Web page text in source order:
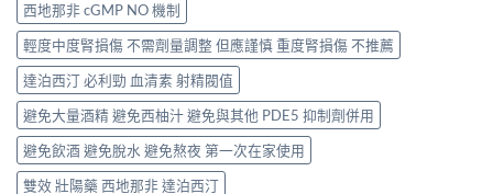
西地那非 cGMP NO 機制
輕度中度腎損傷 不需劑量調整 但應謹慎 重度腎損傷 不推薦
達泊西汀 必利勁 血清素 射精閥值
避免大量酒精 避免西柚汁 避免與其他 PDE5 抑制劑併用
避免飲酒 避免脫水 避免熬夜 第一次在家使用
雙效 壯陽藥 西地那非 達泊西汀